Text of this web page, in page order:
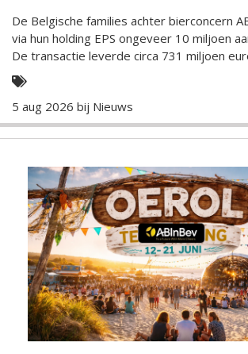
De Belgische families achter bierconcern
via hun holding EPS ongeveer 10 miljoen
De transactie leverde circa 731 miljoen
5 aug 2026 bij Nieuws